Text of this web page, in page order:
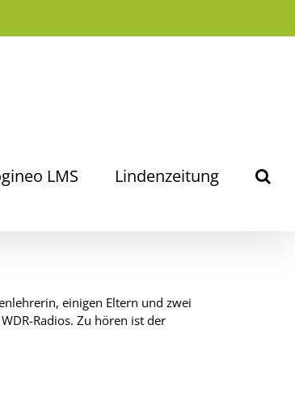
LMS Lindenzeitung
einigen Eltern und zwei
Radios. Zu hören ist der